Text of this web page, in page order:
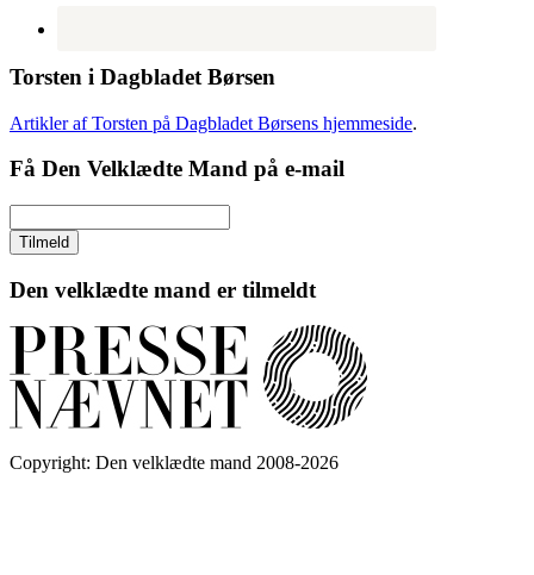
Torsten i Dagbladet Børsen
Artikler af Torsten på Dagbladet Børsens hjemmeside.
Få Den Velklædte Mand på e-mail
Den velklædte mand er tilmeldt
Copyright: Den velklædte mand 2008-2026